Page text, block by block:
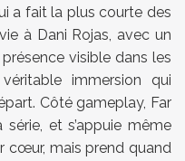
a fait la plus courte des
à Dani Rojas, avec un
visible dans les
immersion qui
Côté gameplay, Far
et s’appuie même
cœur, mais prend quand